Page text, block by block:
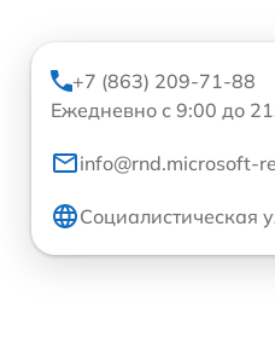
+7 (863) 209-71-88
Ежедневно с 9:00 до
info@rnd.microsoft-
Социалистическая